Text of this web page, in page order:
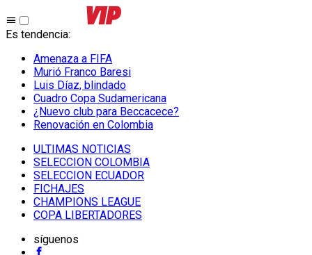
Es tendencia:
Amenaza a FIFA
Murió Franco Baresi
Luis Díaz, blindado
Cuadro Copa Sudamericana
¿Nuevo club para Beccacece?
Renovación en Colombia
ULTIMAS NOTICIAS
SELECCION COLOMBIA
SELECCION ECUADOR
FICHAJES
CHAMPIONS LEAGUE
COPA LIBERTADORES
síguenos